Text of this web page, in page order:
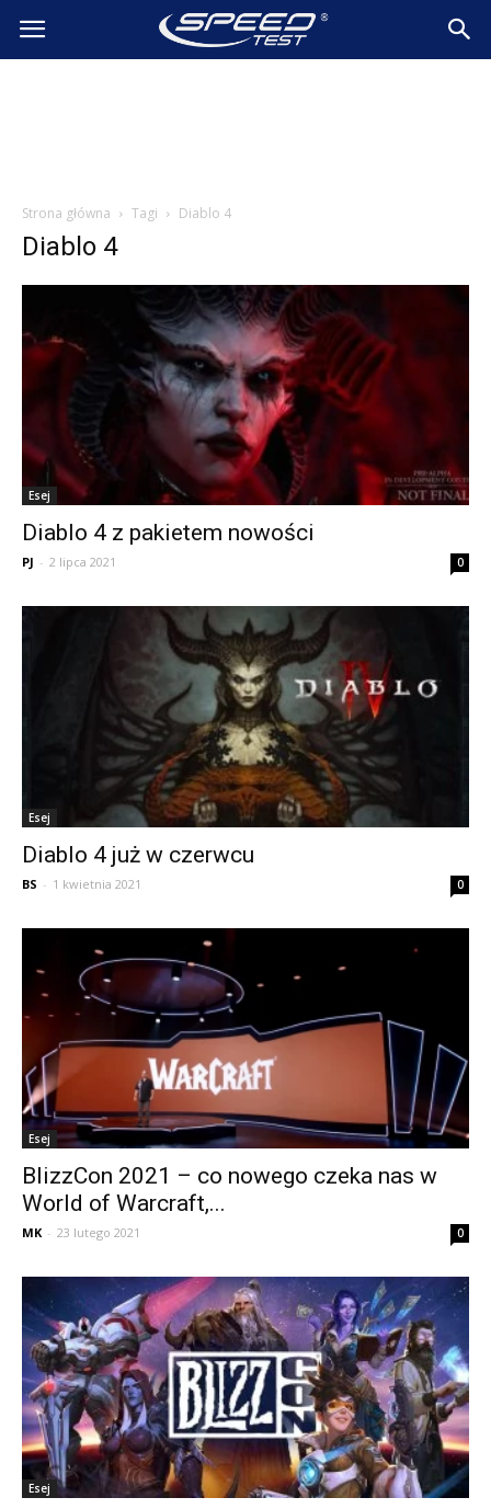
SpeedTest.pl
Strona główna Tagi Diablo 4
Diablo 4
Esej
Diablo 4 z pakietem nowości
PJ - 2 lipca 2021 0
Esej
Diablo 4 już w czerwcu
BS - 1 kwietnia 2021 0
Esej
BlizzCon 2021 – co nowego czeka nas w
World of Warcraft,...
MK - 23 lutego 2021 0
Esej